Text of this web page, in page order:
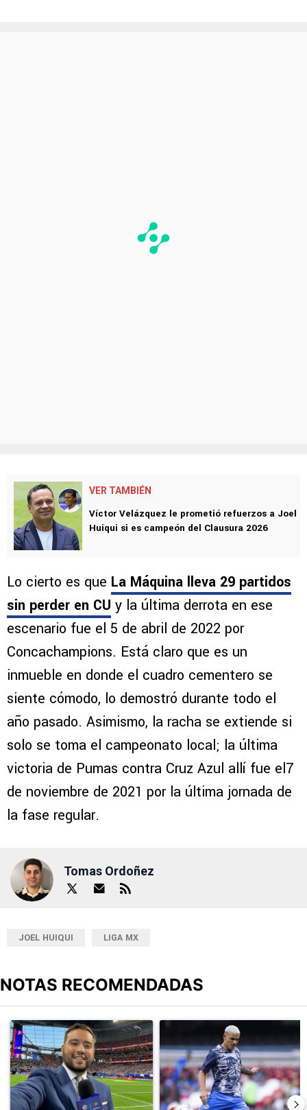
VER TAMBIÉN
Víctor Velázquez le prometió refuerzos a Joel
Huiqui si es campeón del Clausura 2026
Lo cierto es que La Máquina lleva 29 partidos
sin perder en CU y la última derrota en ese
escenario fue el 5 de abril de 2022 por
Concachampions. Está claro que es un
inmueble en donde el cuadro cementero se
siente cómodo, lo demostró durante todo el
año pasado. Asimismo, la racha se extiende si
solo se toma el campeonato local; la última
victoria de Pumas contra Cruz Azul allí fue el7
de noviembre de 2021 por la última jornada de
la fase regular.
Tomas Ordoñez
JOEL HUIQUI LIGA MX
NOTAS RECOMENDADAS
Un artículo de tendencia con el título "Adrián Esparza señaló el
Un artículo de tendencia con